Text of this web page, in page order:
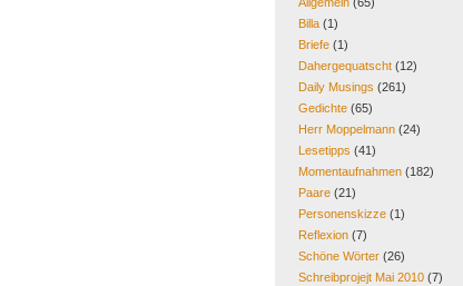
Billa(1)
Briefe(1)
Dahergequatscht(12)
Daily Musings (261)
Gedichte(65)
Herr Moppelmann(24)
Lesetipps (41)
Momentaufnahmen(182)
Paare(21)
Personenskizze(1)
Reflexion(7)
Schöne Wörter(26)
Schreibprojejt Mai 2010(7)